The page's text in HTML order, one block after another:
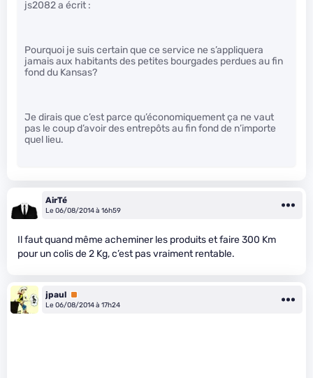
js2082 a écrit :
Pourquoi je suis certain que ce service ne s’appliquera
jamais aux habitants des petites bourgades perdues au fin
fond du Kansas?
Je dirais que c’est parce qu’économiquement ça ne vaut
pas le coup d’avoir des entrepôts au fin fond de n’importe
quel lieu.
AirTé
Le 06/08/2014 à 16h59
Il faut quand même acheminer les produits et faire 300 Km
pour un colis de 2 Kg, c’est pas vraiment rentable.
jpaul Premium
Le 06/08/2014 à 17h24